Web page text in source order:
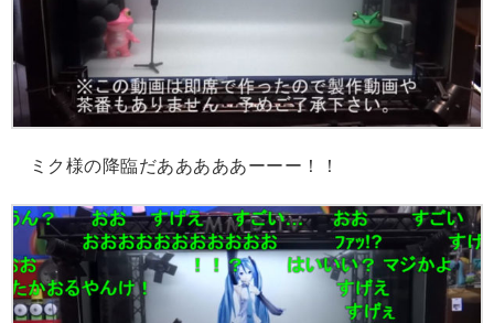
ミク様の降臨だあああああーーー！！